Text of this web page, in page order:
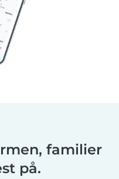
familier
på.